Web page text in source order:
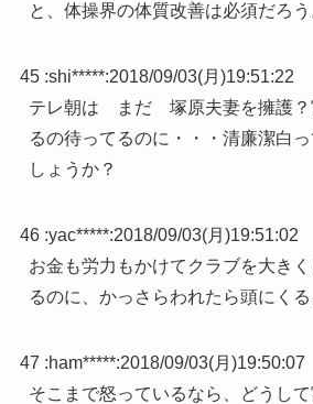
と、体操界の体質改善は必須だろう
45 :shi*****:2018/09/03(月)19:51:22
テレ朝は まだ 塚原夫妻を擁護？
るの待ってるのに・・・清廉潔白
しょうか？
46 :yac*****:2018/09/03(月)19:51:02
お金も労力もかけてクラブを大き
るのに、かっさらわれたら頭にく
47 :ham*****:2018/09/03(月)19:50:07
そこまで怒っているなら、どうし